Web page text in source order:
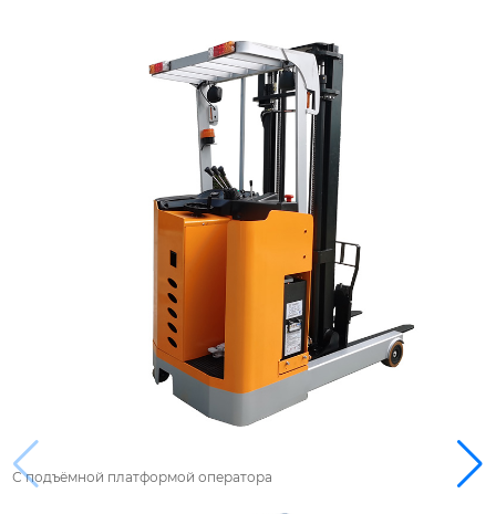
С подъёмной платформой оператора